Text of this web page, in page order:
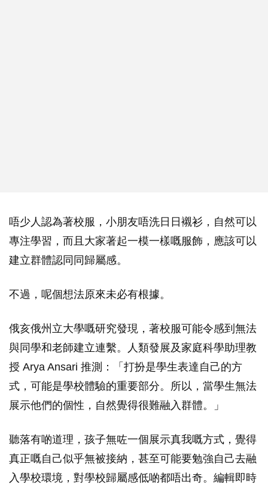
唔少人認為著校服，小朋友唔洗日日襯衫，自然可以
專注學習，而且大家著起一模一樣嘅服飾，應該可以
建立群體認同同歸屬感。
不過，呢個想法原來未必有根據。
俄亥俄州立大學嘅研究發現，著校服可能令感到無法
與同學和老師建立連繫。人類發展及家庭科學助理教
授 Arya Ansari 推測：「打扮是學生表達自己的方
式，可能是學校體驗的重要部分。所以，當學生無法
展示他們的個性，自然覺得很難融入群體。」
聽落有啲道理，孩子無咗一個展示真我嘅方式，覺得
真正嘅自己似乎無被接納，甚至可能要勉強自己去融
入學校環境，對學校歸屬感低啲都唔出奇。編輯即時